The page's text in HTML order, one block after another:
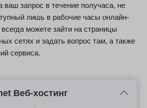
ваш запрос в течение получаса, не
лишь в рабочие часы онлайн-
можете зайти на страницы
сетях и задать вопрос там, а также
сервиса.
Веб-хостинг